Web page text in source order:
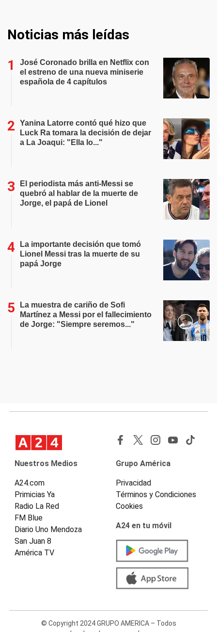
Noticias más leídas
José Coronado brilla en Netflix con
el estreno de una nueva miniserie
española de 4 capítulos
Yanina Latorre contó qué hizo que
Luck Ra tomara la decisión de dejar
a La Joaqui: "Ella lo..."
El periodista más anti-Messi se
quebró al hablar de la muerte de
Jorge, el papá de Lionel
La importante decisión que tomó
Lionel Messi tras la muerte de su
papá Jorge
La muestra de cariño de Sofi
Martínez a Messi por el fallecimiento
de Jorge: "Siempre seremos..."
Nuestros Medios
A24.com
Primicias Ya
Radio La Red
FM Blue
Diario Uno Mendoza
San Juan 8
América TV
Grupo América
Privacidad
Términos y Condiciones
Cookies
A24 en tu móvil
© Copyright 2024 GRUPO AMERICA – Todos